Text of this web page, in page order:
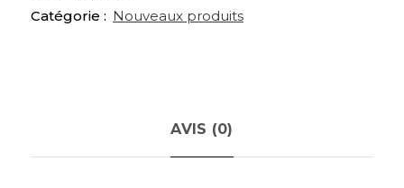
Catégorie : Nouveaux produits
AVIS (0)